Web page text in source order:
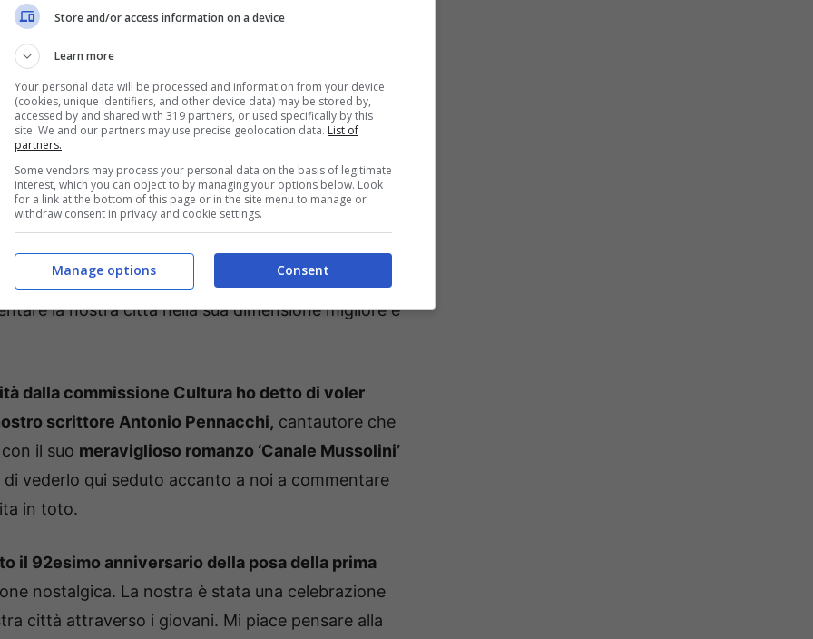
compleanni di concittadini centenari.E
di latinensi più anziana della storia di Latina.
e che ci ricorda la grandezza della
e sempre aperta.
ad avere meno di 100 anni,ma una storia densa
meglio per utilizzare questo credito
la nostra città nella sua dimensione migliore e
dalla commissione Cultura ho detto di voler
scrittore Antonio Pennacchi, cantautore che
il suo meraviglioso romanzo ‘Canale Mussolini’
di vederlo qui seduto accanto a noi a commentare
in toto.
il 92esimo anniversario della posa della prima
nostalgica. La nostra è stata una celebrazione
città attraverso i giovani. Mi piace pensare alla
Store and/or access information on a device
Learn more
Your personal data will be processed and information from your device
(cookies, unique identifiers, and other device data) may be stored by,
accessed by and shared with 319 partners, or used specifically by this
site. We and our partners may use precise geolocation data. List of
partners.
Some vendors may process your personal data on the basis of legitimate
interest, which you can object to by managing your options below. Look
for a link at the bottom of this page or in the site menu to manage or
withdraw consent in privacy and cookie settings.
Consent
Manage options